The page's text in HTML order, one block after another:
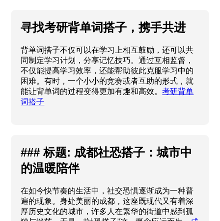
寻找考研背单词搭子，携手共进
背单词搭子不仅可以在学习上相互鼓励，还可以共
同制定学习计划，分享记忆技巧。通过互相监督，
不仅能提高学习效率，还能帮助彼此克服学习中的
困难。有时，一个小小的竞赛或者互助的形式，就
能让背单词的过程变得更加有趣和高效。考研背单
词搭子
### 标题: 成都社恐搭子：城市中
的温暖陪伴
在如今快节奏的生活中，社交恐惧逐渐成为一种普
遍的现象。身处美丽的成都，这座既现代又有着深
厚历史文化的城市，许多人在繁华的街道中感到孤